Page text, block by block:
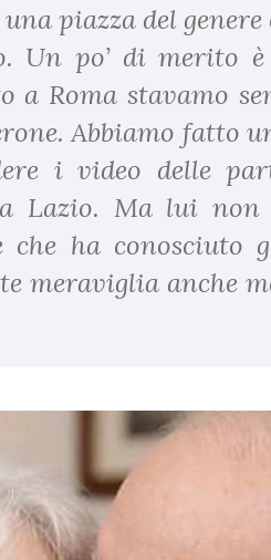
piazza del
Un po’ di merito
Roma stavamo
Abbiamo fatto
i video delle
Lazio. Ma lui non
che ha conosciuto
meraviglia anche